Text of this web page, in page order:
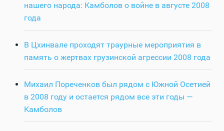
нашего народа: Камболов о войне в августе 2008
года
В Цхинвале проходят траурные мероприятия в
память о жертвах грузинской агрессии 2008 года
Михаил Пореченков был рядом с Южной Осетией
в 2008 году и остается рядом все эти годы —
Камболов